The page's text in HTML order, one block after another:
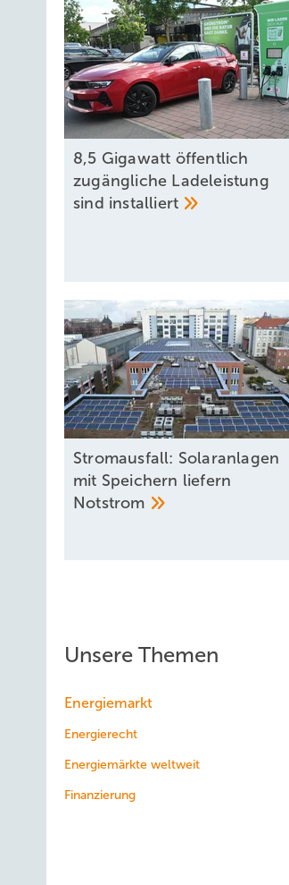
8,5 Gigawatt öffentlich
zugängliche Ladeleistung
sind installiert
Stromausfall: Solaranlagen
mit Speichern liefern
Notstrom
Unsere Themen
Energiemarkt
Energierecht
Energiemärkte weltweit
Finanzierung